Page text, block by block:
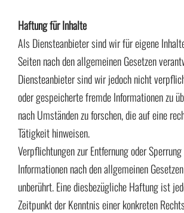
Haftung für Inhalte
Als Diensteanbieter sind wir für eigene
Seiten nach den allgemeinen Gesetzen
Diensteanbieter sind wir jedoch nicht
oder gespeicherte fremde Informationen zu
nach Umständen zu forschen, die auf eine
Tätigkeit hinweisen.
Verpflichtungen zur Entfernung oder
Informationen nach den allgemeinen
unberührt. Eine diesbezügliche Haftung ist
Zeitpunkt der Kenntnis einer konkreten